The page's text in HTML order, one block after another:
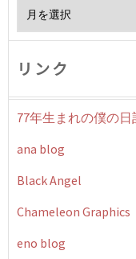
リンク
77年生まれの僕の日
ana blog
Black Angel
Chameleon Graphics
eno blog